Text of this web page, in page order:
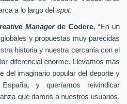
a lo largo del spot.
Managerde Codere,“En un
y propuestas muy parecidas
historia y nuestra cercanía con el
diferencial enorme. Llevamos más
del imaginario popular del deporte y
y queríamos reivindicar
que damos a nuestros usuarios,